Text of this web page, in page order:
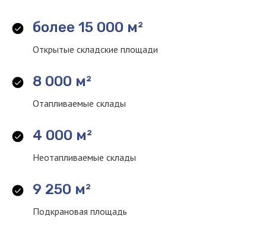
более 15 000 м²
Открытые складские площади
8 000 м²
Отапливаемые склады
4 000 м²
Неотапливаемые склады
9 250 м²
Подкрановая площадь
+7
конфиденциальности сайта
Оставить заявку